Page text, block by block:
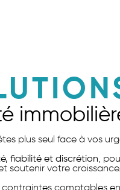
plus seul face à vos
fiabilité et discrétion,
soutenir votre croissance.